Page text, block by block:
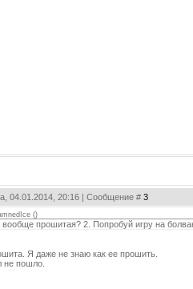
04.01.2014, 20:16 | Сообщение # 3
()
вообще прошитая? 2. Попробуй игру на
Я даже не знаю как ее прошить.
не пошло.